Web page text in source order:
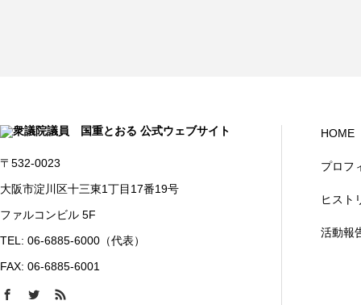
〒532-0023
大阪市淀川区十三東1丁目17番19号
ファルコンビル 5F
TEL: 06-6885-6000（代表）
FAX: 06-6885-6001
HOME
プロフ
ヒスト
活動報